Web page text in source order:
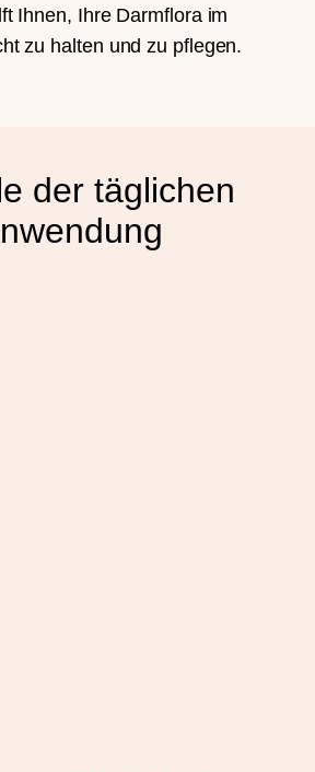
Ihnen, Ihre Darmflora im
zu halten und zu pflegen.
der täglichen